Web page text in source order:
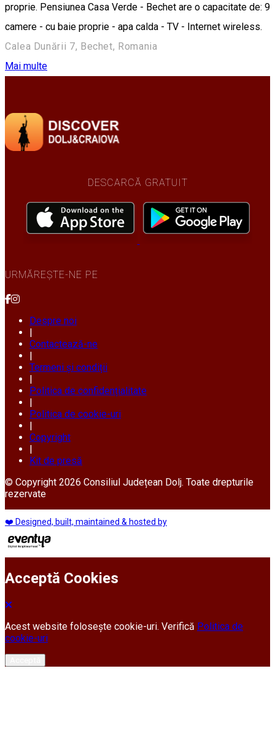
proprie. Pensiunea Casa Verde - Bechet are o capacitate de: 9
camere - cu baie proprie - apa calda - TV - Internet wireless.
Calea Dunării 7, Bechet, Romania
Mai multe
DESCARCĂ GRATUIT
URMĂREȘTE-NE PE
Despre noi
Contactează-ne
Termeni și condiții
Politica de confidențialitate
Politica de cookie-uri
Copyright
Kit de presă
© Copyright 2026 Consiliul Județean Dolj. Toate drepturile
rezervate
❤️ Designed, built, maintained & hosted by
Acceptă Cookies
Acest website folosește cookie-uri. Verifică Politica de
cookie-uri